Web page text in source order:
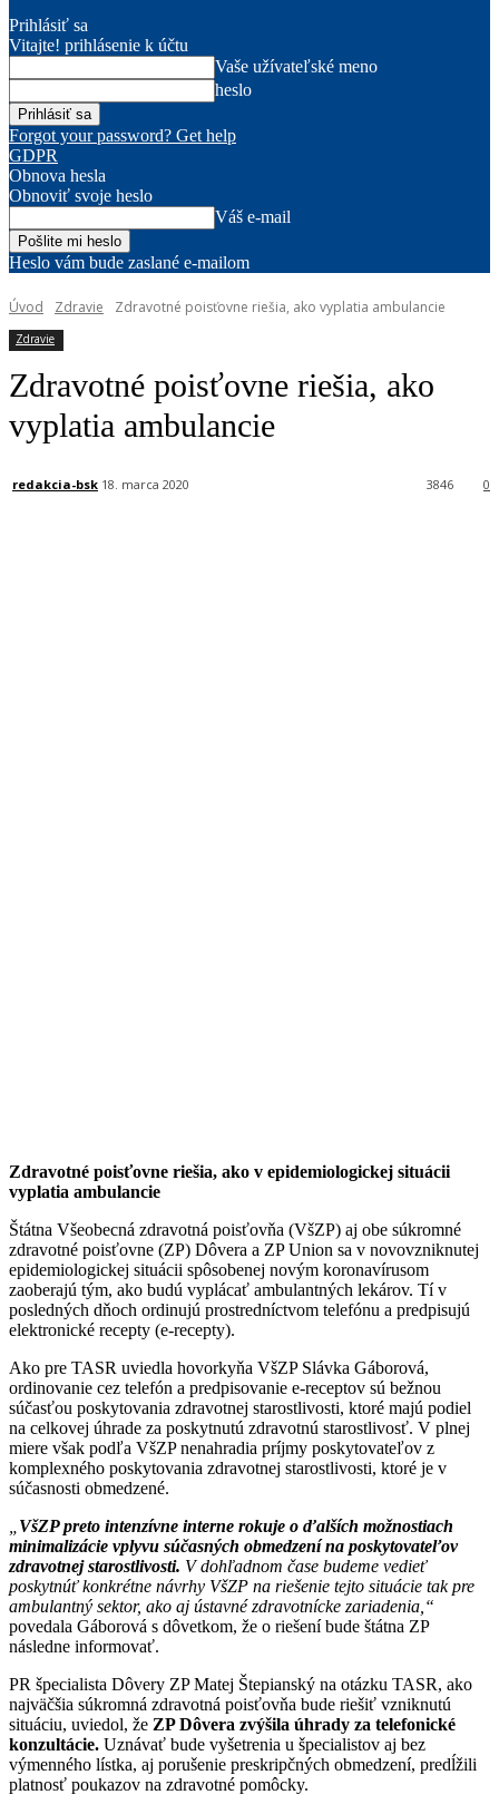
Prihlásiť sa
Vitajte! prihlásenie k účtu
Vaše užívateľské meno
heslo
Forgot your password? Get help
GDPR
Obnova hesla
Obnoviť svoje heslo
Váš e-mail
Heslo vám bude zaslané e-mailom
Úvod Zdravie Zdravotné poisťovne riešia, ako vyplatia ambulancie
Zdravie
Zdravotné poisťovne riešia, ako
vyplatia ambulancie
redakcia-bsk 18. marca 2020 0
3846
Zdravotné poisťovne riešia, ako v epidemiologickej situácii
vyplatia ambulancie
Štátna Všeobecná zdravotná poisťovňa (VšZP) aj obe súkromné
zdravotné poisťovne (ZP) Dôvera a ZP Union sa v novovzniknutej
epidemiologickej situácii spôsobenej novým koronavírusom
zaoberajú tým, ako budú vyplácať ambulantných lekárov. Tí v
posledných dňoch ordinujú prostredníctvom telefónu a predpisujú
elektronické recepty (e-recepty).
Ako pre TASR uviedla hovorkyňa VšZP Slávka Gáborová,
ordinovanie cez telefón a predpisovanie e-receptov sú bežnou
súčasťou poskytovania zdravotnej starostlivosti, ktoré majú podiel
na celkovej úhrade za poskytnutú zdravotnú starostlivosť. V plnej
miere však podľa VšZP nenahradia príjmy poskytovateľov z
komplexného poskytovania zdravotnej starostlivosti, ktoré je v
súčasnosti obmedzené.
VšZP preto intenzívne interne rokuje o ďalších možnostiach
minimalizácie vplyvu súčasných obmedzení na poskytovateľov
zdravotnej starostlivosti. V dohľadnom čase budeme vedieť
poskytnúť konkrétne návrhy VšZP na riešenie tejto situácie tak pre
ambulantný sektor, ako aj ústavné zdravotnícke zariadenia,“
povedala Gáborová s dôvetkom, že o riešení bude štátna ZP
následne informovať.
PR špecialista Dôvery ZP Matej Štepianský na otázku TASR, ako
najväčšia súkromná zdravotná poisťovňa bude riešiť vzniknutú
situáciu, uviedol, že ZP Dôvera zvýšila úhrady za telefonické
konzultácie. Uznávať bude vyšetrenia u špecialistov aj bez
výmenného lístka, aj porušenie preskripčných obmedzení, predĺžili
platnosť poukazov na zdravotné pomôcky.